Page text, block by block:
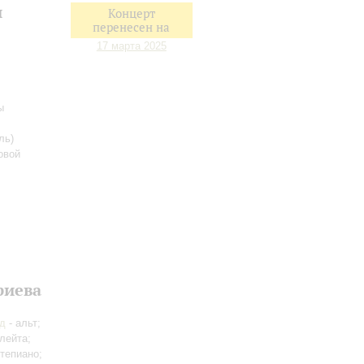
Концерт
перенесен на
17 марта 2025
- альт;